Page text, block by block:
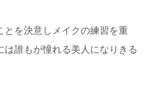
とを決意しメイクの練習を重
は誰もが憧れる美人になりきる